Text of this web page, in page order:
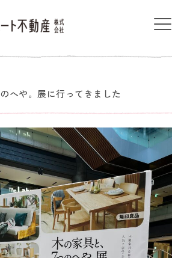
へや。展に行ってきました